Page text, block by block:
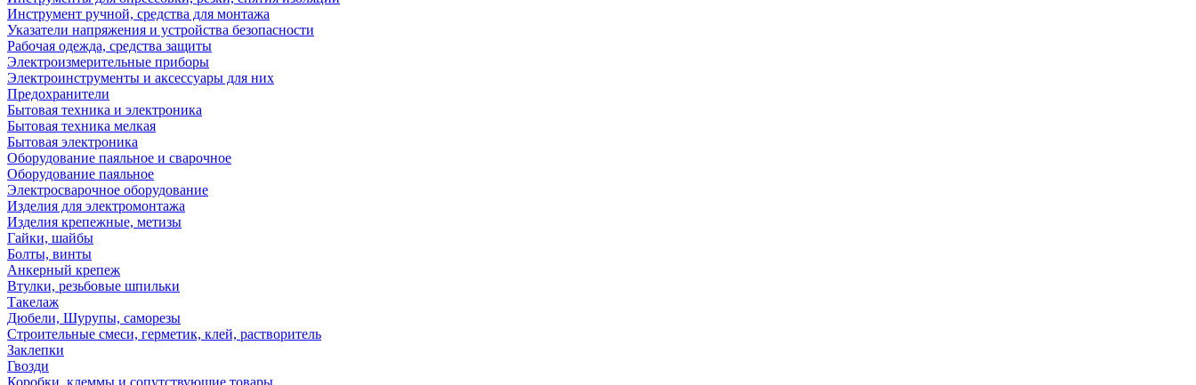
Инструмент ручной, средства для монтажа
Указатели напряжения и устройства безопасности
Рабочая одежда, средства защиты
Электроизмерительные приборы
Электроинструменты и аксессуары для них
Предохранители
Бытовая техника и электроника
Бытовая техника мелкая
Бытовая электроника
Оборудование паяльное и сварочное
Оборудование паяльное
Электросварочное оборудование
Изделия для электромонтажа
Изделия крепежные, метизы
Гайки, шайбы
Болты, винты
Анкерный крепеж
Втулки, резьбовые шпильки
Такелаж
Дюбели, Шурупы, саморезы
Строительные смеси, герметик, клей, растворитель
Заклепки
Гвозди
Коробки, клеммы и сопутствующие товары